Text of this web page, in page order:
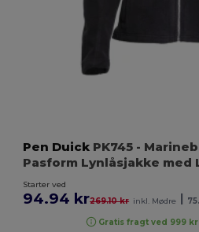
Pen Duick PK745 -
Pasform Lynlåsjakke med
Starter ved
94.94 kr269.10 kr inkl. Mødre
Gratis fragt ved 999